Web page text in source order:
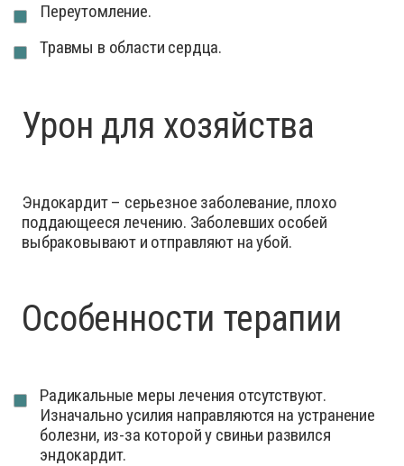
Переутомление.
Травмы в области сердца.
Урон для хозяйства
Эндокардит – серьезное заболевание, плохо
поддающееся лечению. Заболевших особей
выбраковывают и отправляют на убой.
Особенности терапии
Радикальные меры лечения отсутствуют.
Изначально усилия направляются на устранение
болезни, из-за которой у свиньи развился
эндокардит.